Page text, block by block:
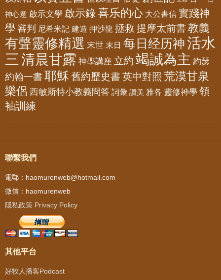
神心意 啟示文學 啟示錄喜乐的心 大公書信 實踐神
學 審判 尼希米記 建造 押沙龍 拯救 提摩太前書 教義
有聲靈修精選 末世 末日 每日经历神活水
三 清晨甘露 神學講座 立約 竭誠為主 約瑟
約翰一書耶穌 舊約歷史書 英中對照 荒漠甘泉
樂侶 西敏斯特小教義問答 詞彙 讚美 雅各 靈修神學 領
袖訓練
聯繫我們
電郵：haomurenweb@hotmail.com
微信：haomurenweb
隱私政策 Privacy Policy
其他平台
好牧人播客Podcast